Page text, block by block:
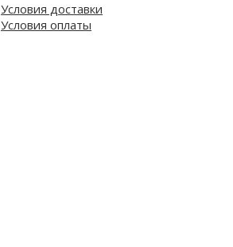
Условия доставки
Условия оплаты